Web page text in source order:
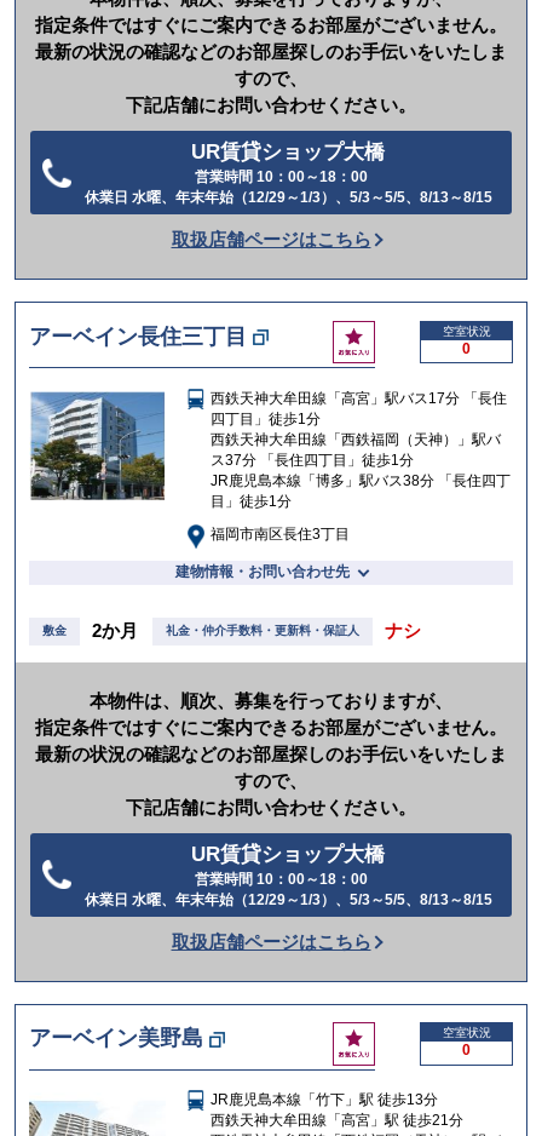
指定条件ではすぐにご案内できるお部屋がございません。
最新の状況の確認などのお部屋探しのお手伝いをいたしま
すので、
下記店舗にお問い合わせください。
UR賃貸ショップ大橋
営業時間 10：00～18：00
休業日 水曜、年末年始（12/29～1/3）、5/3～5/5、8/13～8/15
話
か
け
る
取扱店舗ページはこちら
アーベイン長住三丁目
お
気
入
空室状況
0
西鉄天神大牟田線「高宮」駅バス17分 「長住
四丁目」徒歩1分
西鉄天神大牟田線「西鉄福岡（天神）」駅バ
ス37分 「長住四丁目」徒歩1分
JR鹿児島本線「博多」駅バス38分 「長住四丁
目」徒歩1分
福岡市南区長住3丁目
建物情報・お問い合わせ先
敷金 2か月 礼金・仲介手数料・更新料・保証人 ナシ
本物件は、順次、募集を行っておりますが、
指定条件ではすぐにご案内できるお部屋がございません。
最新の状況の確認などのお部屋探しのお手伝いをいたしま
すので、
下記店舗にお問い合わせください。
UR賃貸ショップ大橋
営業時間 10：00～18：00
休業日 水曜、年末年始（12/29～1/3）、5/3～5/5、8/13～8/15
話
か
け
る
取扱店舗ページはこちら
アーベイン美野島
お
気
入
り
空室状況
0
JR鹿児島本線「竹下」駅 徒歩13分
西鉄天神大牟田線「高宮」駅 徒歩21分